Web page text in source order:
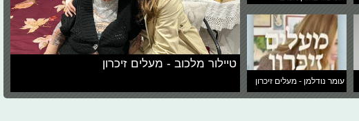
עומר נודלמן - מעלים זיכרון
טיילור מלכוב - מעלים זיכרון